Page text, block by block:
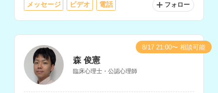
メッセージ ビデオ 電話 フォロー
森 俊憲
臨床心理士・公認心理師
8/17 21:00〜 相談可能